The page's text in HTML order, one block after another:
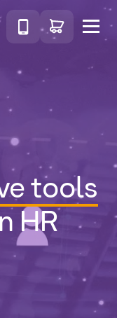
TéléphoneGa naar de
Menu
tools
HR